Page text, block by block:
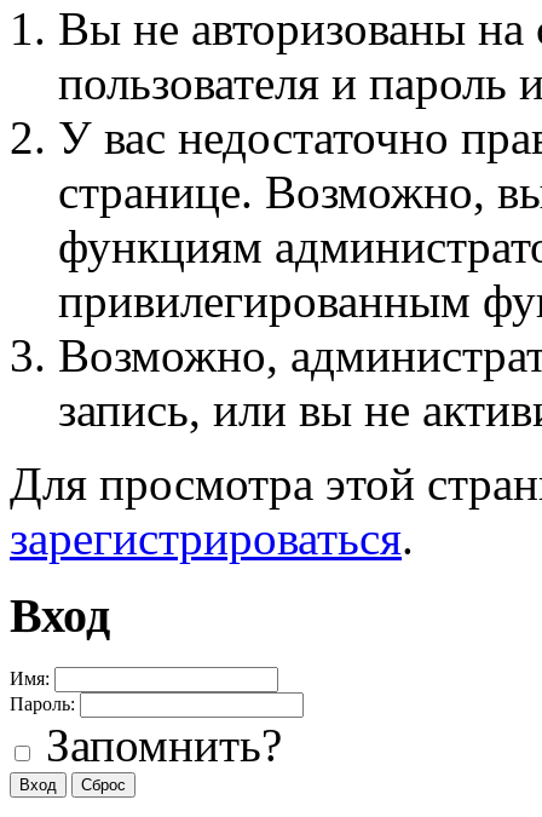
Вы не авторизованы на
пользователя и пароль
У вас недостаточно
странице. Возможно,
функциям
привилегированным
Возможно,
запись, или вы не
Для просмотра этой
зарегистрироваться.
Вход
Имя:
Пароль:
Запомнить?